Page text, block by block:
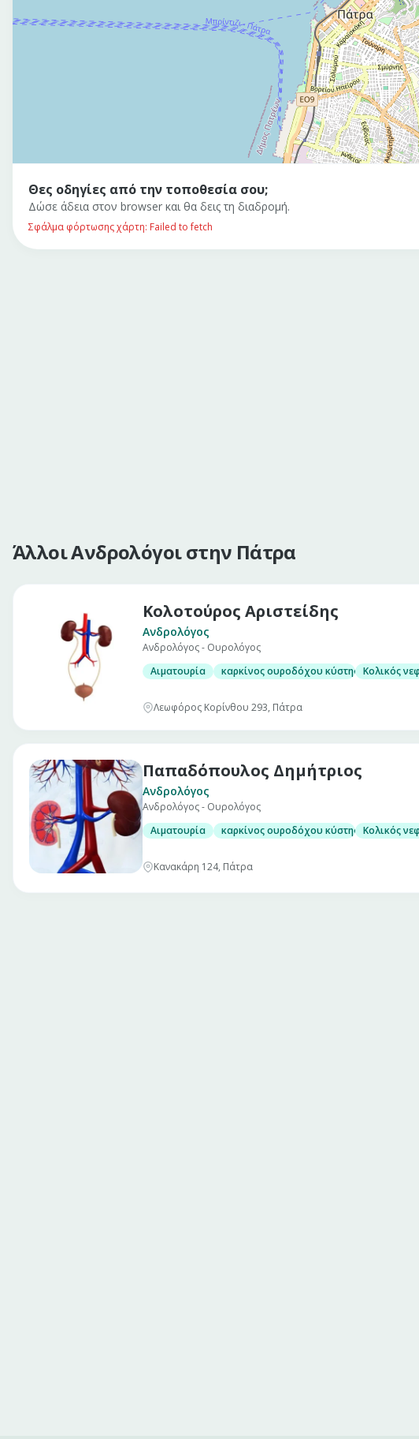
Θες οδηγίες από την τοποθεσία σου;
Δώσε άδεια στον browser και θα δεις τη διαδρομή.
Σφάλμα φόρτωσης χάρτη: Failed to fetch
Άλλοι Ανδρολόγοι στην Πάτρα
Κολοτούρος Αριστείδης
Ανδρολόγος
Ανδρολόγος - Ουρολόγος
Αιματουρία
καρκίνος ουροδόχου κύστης Κολικός
Λεωφόρος Κορίνθου 293, Πάτρα
Παπαδόπουλος Δημήτριος
Ανδρολόγος
Ανδρολόγος - Ουρολόγος
Αιματουρία
καρκίνος ουροδόχου κύστης Κολικός
Κανακάρη 124, Πάτρα